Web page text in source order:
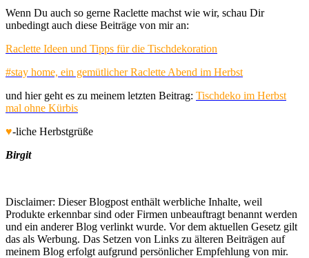
Wenn Du auch so gerne Raclette machst wie wir, schau Dir
unbedingt auch diese Beiträge von mir an:
Raclette Ideen und Tipps für die Tischdekoration
#stay home, ein gemütlicher Raclette Abend im Herbst
und hier geht es zu meinem letzten Beitrag: Tischdeko im Herbst
mal ohne Kürbis
♥-liche Herbstgrüße
Birgit
Disclaimer: Dieser Blogpost enthält werbliche Inhalte, weil
Produkte erkennbar sind oder Firmen unbeauftragt benannt werden
und ein anderer Blog verlinkt wurde. Vor dem aktuellen Gesetz gilt
das als Werbung. Das Setzen von Links zu älteren Beiträgen auf
meinem Blog erfolgt aufgrund persönlicher Empfehlung von mir.